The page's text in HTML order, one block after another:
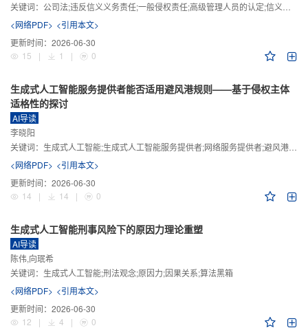
关键词： 公司法;违反信义义务责任;一般侵权责任;高级管理人员的认定;信义义务
<网络PDF> <引用本文>
更新时间： 2026-06-30
15
| 1 | 0
生成式人工智能服务提供者能否适用避风港规则——基于侵权主体
适格性的探讨
AI导读
李晓阳
关键词： 生成式人工智能;生成式人工智能服务提供者;网络服务提供者;避风港规则;版权责任
<网络PDF> <引用本文>
更新时间： 2026-06-30
14
| 14 | 0
生成式人工智能刑事风险下的原因力理论重塑
AI导读
陈伟,向珉希
关键词： 生成式人工智能;刑法观念;原因力;因果关系;算法黑箱
<网络PDF> <引用本文>
更新时间： 2026-06-30
12
| 4 | 0